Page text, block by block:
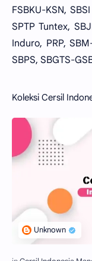
FSBKU-KSN,
SPTP Tuntex,
Induro, PRP,
SBPS, SBGTS-
Koleksi Cersil